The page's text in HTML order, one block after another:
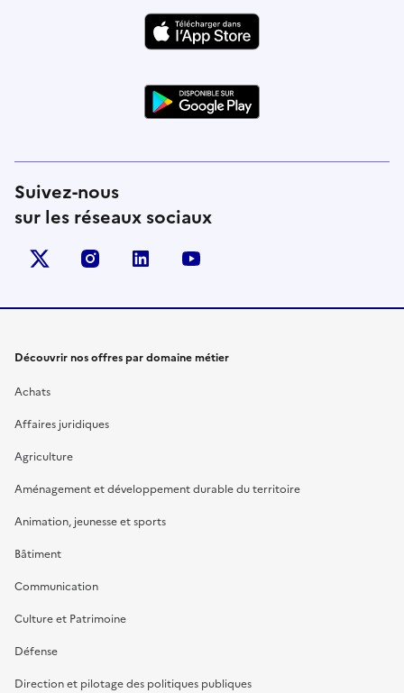
Suivez-nous
sur les réseaux sociaux
X (anciennement Twitter)
instagramlinkedin
Découvrir nos offres par domaine métier
Achats
Affaires juridiques
Agriculture
Aménagement et développement durable du territoire
Animation, jeunesse et sports
Bâtiment
Communication
Culture et Patrimoine
Défense
Direction et pilotage des politiques publiques